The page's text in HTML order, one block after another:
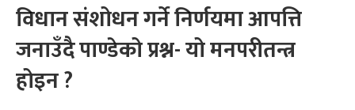
विधान संशोधन गर्ने निर्णयमा आपत्ति
जनाउँदै पाण्डेको प्रश्न- यो मनपरीतन्त्र
होइन ?